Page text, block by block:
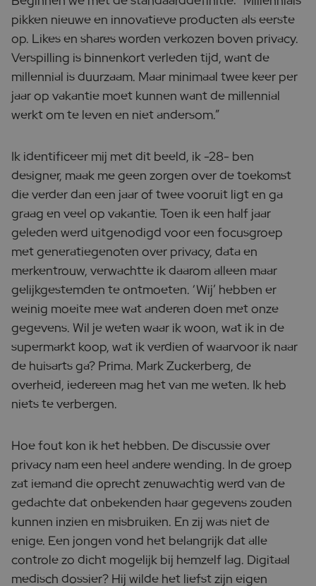
pikken nieuwe en innovatieve producten als eerste
op. Likes en shares worden verkozen boven privacy.
Verspilling is binnenkort verleden tijd, want de
millennial is duurzaam. Maar minimaal twee keer per
jaar op vakantie moet kunnen want de millennial
werkt om te leven en niet andersom.”
Ik identificeer mij met dit beeld, ik -28- ben
designer, maak me geen zorgen over de toekomst
die verder dan een jaar of twee vooruit ligt en ga
graag en veel op vakantie. Toen ik een half jaar
geleden werd uitgenodigd voor een focusgroep
met generatiegenoten over privacy, data en
merkentrouw, verwachtte ik daarom alleen maar
gelijkgestemden te ontmoeten. ‘Wij’ hebben er
weinig moeite mee wat anderen doen met onze
gegevens. Wil je weten waar ik woon, wat ik in de
supermarkt koop, wat ik verdien of waarvoor ik naar
de huisarts ga? Prima. Mark Zuckerberg, de
overheid, iedereen mag het van me weten. Ik heb
niets te verbergen.
Hoe fout kon ik het hebben. De discussie over
privacy nam een heel andere wending. In de groep
zat iemand die oprecht zenuwachtig werd van de
gedachte dat onbekenden haar gegevens zouden
kunnen inzien en misbruiken. En zij was niet de
enige. Een jongen vond het belangrijk dat alle
controle zo dicht mogelijk bij hemzelf lag. Digitaal
medisch dossier? Hij wilde het liefst zijn eigen